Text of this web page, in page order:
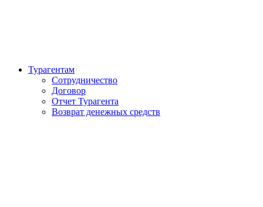
Турагентам
Сотрудничество
Договор
Отчет Турагента
Возврат денежных средств